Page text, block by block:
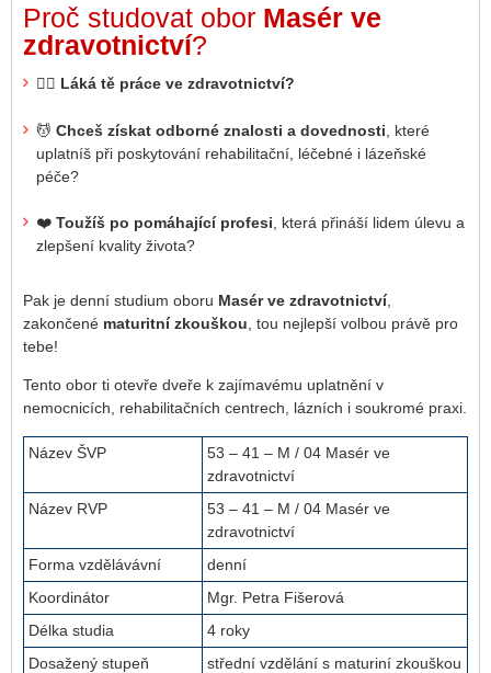
Proč studovat obor Masér ve
zdravotnictví?
👩‍⚕️ Láká tě práce ve zdravotnictví?
💆 Chceš získat odborné znalosti a dovednosti , které
uplatníš při poskytování rehabilitační, léčebné i lázeňské
péče?
❤️ Toužíš po pomáhající profesi, která přináší lidem úlevu a
zlepšení kvality života?
Pak je denní studium oboru Masér ve zdravotnictví,
zakončené maturitní zkouškou , tou nejlepší volbou právě pro
tebe!
Tento obor ti otevře dveře k zajímavému uplatnění v
nemocnicích, rehabilitačních centrech, lázních i soukromé praxi.
Název ŠVP
53 – 41 – M / 04 Masér ve
zdravotnictví
Název RVP
53 – 41 – M / 04 Masér ve
zdravotnictví
Forma vzdělávávní
denní
Koordinátor
Mgr. Petra Fišerová
Délka studia
4 roky
Dosažený stupeň
střední vzdělání s maturiní zkouškou